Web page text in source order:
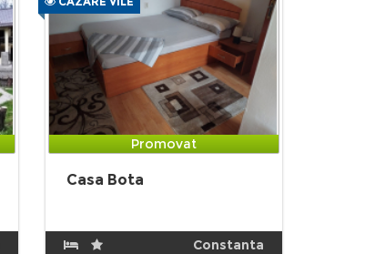
Promovat
Casa Bota
Constanta